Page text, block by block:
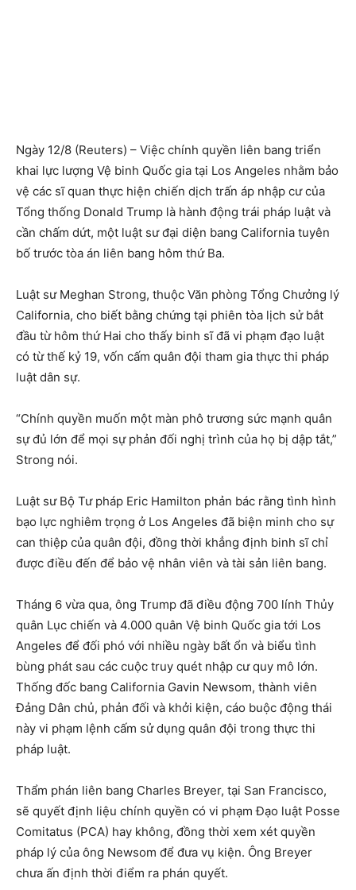
Ngày 12/8 (Reuters) – Việc chính quyền liên bang triển
khai lực lượng Vệ binh Quốc gia tại Los Angeles nhằm bảo
vệ các sĩ quan thực hiện chiến dịch trấn áp nhập cư của
Tổng thống Donald Trump là hành động trái pháp luật và
cần chấm dứt, một luật sư đại diện bang California tuyên
bố trước tòa án liên bang hôm thứ Ba.
Luật sư Meghan Strong, thuộc Văn phòng Tổng Chưởng lý
California, cho biết bằng chứng tại phiên tòa lịch sử bắt
đầu từ hôm thứ Hai cho thấy binh sĩ đã vi phạm đạo luật
có từ thế kỷ 19, vốn cấm quân đội tham gia thực thi pháp
luật dân sự.
“Chính quyền muốn một màn phô trương sức mạnh quân
sự đủ lớn để mọi sự phản đối nghị trình của họ bị dập tắt,”
Strong nói.
Luật sư Bộ Tư pháp Eric Hamilton phản bác rằng tình hình
bạo lực nghiêm trọng ở Los Angeles đã biện minh cho sự
can thiệp của quân đội, đồng thời khẳng định binh sĩ chỉ
được điều đến để bảo vệ nhân viên và tài sản liên bang.
Tháng 6 vừa qua, ông Trump đã điều động 700 lính Thủy
quân Lục chiến và 4.000 quân Vệ binh Quốc gia tới Los
Angeles để đối phó với nhiều ngày bất ổn và biểu tình
bùng phát sau các cuộc truy quét nhập cư quy mô lớn.
Thống đốc bang California Gavin Newsom, thành viên
Đảng Dân chủ, phản đối và khởi kiện, cáo buộc động thái
này vi phạm lệnh cấm sử dụng quân đội trong thực thi
pháp luật.
Thẩm phán liên bang Charles Breyer, tại San Francisco,
sẽ quyết định liệu chính quyền có vi phạm Đạo luật Posse
Comitatus (PCA) hay không, đồng thời xem xét quyền
pháp lý của ông Newsom để đưa vụ kiện. Ông Breyer
chưa ấn định thời điểm ra phán quyết.